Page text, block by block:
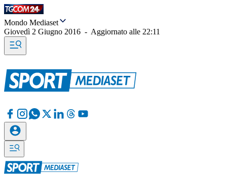
Mondo Mediaset
Giovedì 2 Giugno 2016 - Aggiornato alle 22:11